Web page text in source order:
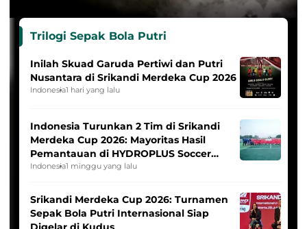
Trilogi Sepak Bola Putri
Inilah Skuad Garuda Pertiwi dan Putri
Nusantara di Srikandi Merdeka Cup 2026
Indonesia1 hari yang lalu
Indonesia Turunkan 2 Tim di Srikandi
Merdeka Cup 2026: Mayoritas Hasil
Pemantauan di HYDROPLUS Soccer
League
Indonesia1 minggu yang lalu
Srikandi Merdeka Cup 2026: Turnamen
Sepak Bola Putri Internasional Siap